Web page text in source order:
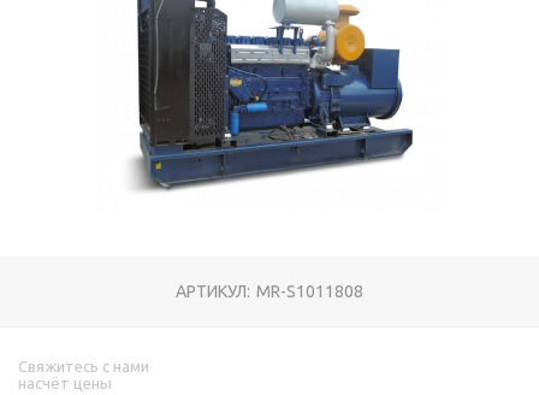
АРТИКУЛ: MR-S1011808
Свяжитесь с нами
насчёт цены